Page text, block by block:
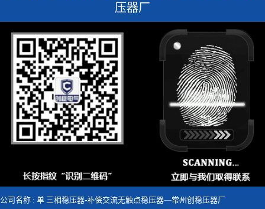
压器厂
公司名称 : 单 三相稳压器-补偿交流无触点稳压器—常州创稳压器厂